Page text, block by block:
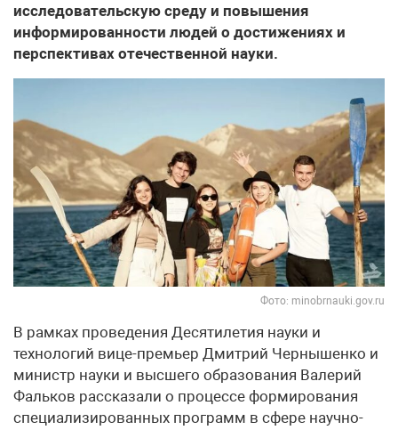
исследовательскую среду и повышения
информированности людей о достижениях и
перспективах отечественной науки.
Фото: minobrnauki.gov.ru
В рамках проведения Десятилетия науки и
технологий вице-премьер Дмитрий Чернышенко и
министр науки и высшего образования Валерий
Фальков рассказали о процессе формирования
специализированных программ в сфере научно-